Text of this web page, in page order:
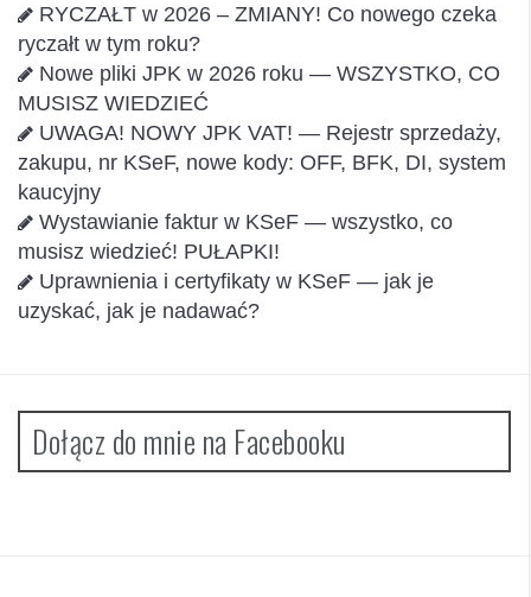
RYCZAŁT w 2026 – ZMIANY! Co nowego czeka
ryczałt w tym roku?
Nowe pliki JPK w 2026 roku — WSZYSTKO, CO
MUSISZ WIEDZIEĆ
UWAGA! NOWY JPK VAT! — Rejestr sprzedaży,
zakupu, nr KSeF, nowe kody: OFF, BFK, DI, system
kaucyjny
Wystawianie faktur w KSeF — wszystko, co
musisz wiedzieć! PUŁAPKI!
Uprawnienia i certyfikaty w KSeF — jak je
uzyskać, jak je nadawać?
Dołącz do mnie na Facebooku